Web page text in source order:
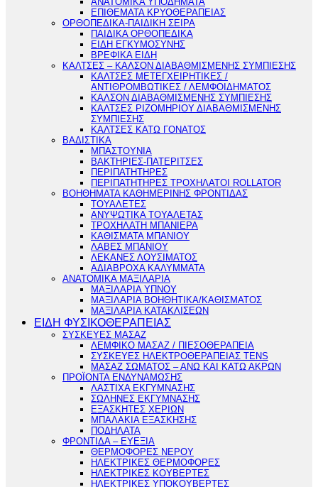
ΕΠΙΘΕΜΑΤΑ ΚΡΥΟΘΕΡΑΠΕΙΑΣ
ΟΡΘΟΠΕΔΙΚΑ-ΠΑΙΔΙΚΗ ΣΕΙΡΑ
ΠΑΙΔΙΚΑ ΟΡΘΟΠΕΔΙΚΑ
ΕΙΔΗ ΕΓΚΥΜΟΣΥΝΗΣ
ΒΡΕΦΙΚΑ ΕΙΔΗ
ΚΑΛΤΣΕΣ – ΚΑΛΣΟΝ ΔΙΑΒΑΘΜΙΣΜΕΝΗΣ ΣΥΜΠΙΕΣΗΣ
ΚΑΛΤΣΕΣ ΜΕΤΕΓΧΕΙΡΗΤΙΚΕΣ /
ΑΝΤΙΘΡΟΜΒΩΤΙΚΕΣ / ΛΕΜΦΟΙΔΗΜΑΤΟΣ
ΚΑΛΣΟΝ ΔΙΑΒΑΘΜΙΣΜΕΝΗΣ ΣΥΜΠΙΕΣΗΣ
ΚΑΛΤΣΕΣ ΡΙΖΟΜΗΡΙΟΥ ΔΙΑΒΑΘΜΙΣΜΕΝΗΣ
ΣΥΜΠΙΕΣΗΣ
ΚΑΛΤΣΕΣ ΚΑΤΩ ΓΟΝΑΤΟΣ
ΒΑΔΙΣΤΙΚΑ
ΜΠΑΣΤΟΥΝΙΑ
ΒΑΚΤΗΡΙΕΣ-ΠΑΤΕΡΙΤΣΕΣ
ΠΕΡΙΠΑΤΗΤΗΡΕΣ
ΠΕΡΙΠΑΤΗΤΗΡΕΣ ΤΡΟΧΗΛΑΤΟΙ ROLLATOR
ΒΟΗΘΗΜΑΤΑ ΚΑΘΗΜΕΡΙΝΗΣ ΦΡΟΝΤΙΔΑΣ
ΤΟΥΑΛΕΤΕΣ
ΑΝΥΨΩΤΙΚΑ ΤΟΥΑΛΕΤΑΣ
ΤΡΟΧΗΛΑΤΗ ΜΠΑΝΙΕΡΑ
ΚΑΘΙΣΜΑΤΑ ΜΠΑΝΙΟΥ
ΛΑΒΕΣ ΜΠΑΝΙΟΥ
ΛΕΚΑΝΕΣ ΛΟΥΣΙΜΑΤΟΣ
ΑΔΙΑΒΡΟΧΑ ΚΑΛΥΜΜΑΤΑ
ΑΝΑΤΟΜΙΚΑ ΜΑΞΙΛΑΡΙΑ
ΜΑΞΙΛΑΡΙΑ ΥΠΝΟΥ
ΜΑΞΙΛΑΡΙΑ ΒΟΗΘΗΤΙΚΑ/ΚΑΘΙΣΜΑΤΟΣ
ΜΑΞΙΛΑΡΙΑ ΚΑΤΑΚΛΙΣΕΩΝ
ΕΙΔΗ ΦΥΣΙΚΟΘΕΡΑΠΕΙΑΣ
ΣΥΣΚΕΥΕΣ ΜΑΣΑΖ
ΛΕΜΦΙΚΟ ΜΑΣΑΖ / ΠΙΕΣΟΘΕΡΑΠΕΙΑ
ΣΥΣΚΕΥΕΣ ΗΛΕΚΤΡΟΘΕΡΑΠΕΙΑΣ TENS
ΜΑΣΑΖ ΣΩΜΑΤΟΣ – ΑΝΩ ΚΑΙ ΚΑΤΩ ΑΚΡΩΝ
ΠΡΟΪΟΝΤΑ ΕΝΔΥΝΑΜΩΣΗΣ
ΛΑΣΤΙΧΑ ΕΚΓΥΜΝΑΣΗΣ
ΣΩΛΗΝΕΣ ΕΚΓΥΜΝΑΣΗΣ
ΕΞΑΣΚΗΤΕΣ ΧΕΡΙΩΝ
ΜΠΑΛΑΚΙΑ ΕΞΑΣΚΗΣΗΣ
ΠΟΔΗΛΑΤΑ
ΦΡΟΝΤΙΔΑ – ΕΥΕΞΙΑ
ΘΕΡΜΟΦΟΡΕΣ ΝΕΡΟΥ
ΗΛΕΚΤΡΙΚΕΣ ΘΕΡΜΟΦΟΡΕΣ
ΗΛΕΚΤΡΙΚΕΣ ΚΟΥΒΕΡΤΕΣ
ΗΛΕΚΤΡΙΚΕΣ ΥΠΟΚΟΥΒΕΡΤΕΣ